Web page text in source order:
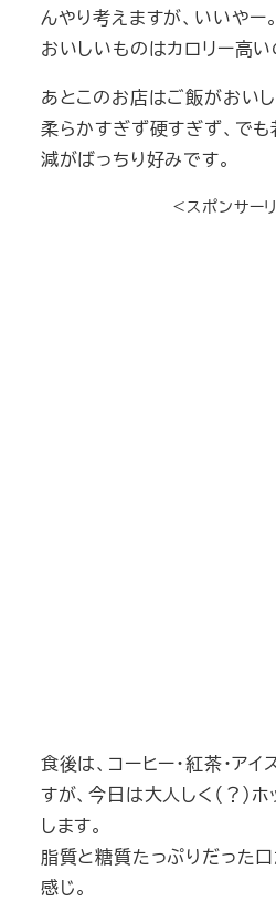
んやり考えますが、いいやー。
おいしいものはカロリー高い
あとこのお店はご飯がおいし
柔らかすぎず硬すぎず、で
減がばっちり好みです。
＜スポンサー
食後は、コーヒー・紅茶・ア
すが、今日は大人しく（？）
します。
脂質と糖質たっぷりだった口
感じ。